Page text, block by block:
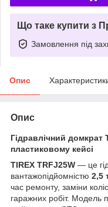
Що таке купити з
Замовлення під
Опис
Опис
Гідравлічний домкрат
пластиковому кейсі
TIREX TRFJ25W — це
вантажопідйомністю 2,5
час ремонту, заміни
гаражних робіт. Модель